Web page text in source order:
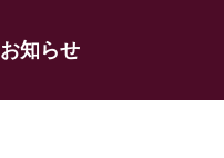
お知らせ